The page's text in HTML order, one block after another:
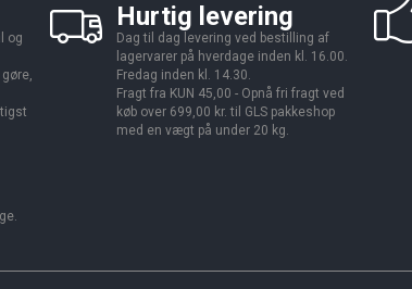
og
Hurtig levering
Dag til dag levering ved bestilling af
lagervarer på hverdage inden kl. 16.00.
Fredag inden kl. 14.30.
Fragt fra KUN 45,00 - Opnå fri fragt ved
køb over 699,00 kr. til GLS pakkeshop
med en vægt på under 20 kg.